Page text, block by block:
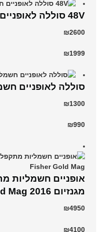
48V סוללה לאופניים חשמליות 26 אמפר
₪2600
₪1999
סוללה לאופניים חשמליים 36
₪1300
₪990
אופניים חשמליות
מגנזיום 2016 Fisher Gold Mag
₪4950
₪4100